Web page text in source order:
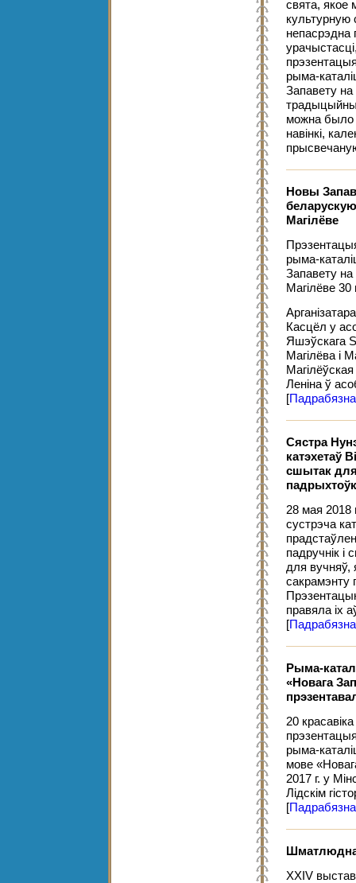
свята, якое
культурную
непасрэдна
рыма-
Запавету
можна было
навінкі,
Новы
Магілёве
рыма-
Запавету
Магілёве 30
Касцёл у
Яшэўскага
Магілёва і
Леніна ў
[Падрабязна
Сястра
катэхетаў
сшытак
28 мая 2018
сустрэча
падручнік
для вучняў,
сакрамэнту
правяла іх
[Падрабязна
Рыма-
«Новага
20
рыма-
мове
2017 г. у
Лідскім
[Падрабязна
Шматлюдна
XXIV